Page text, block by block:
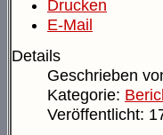
Drucken
E-Mail
Details
Geschrieben
Kategorie:
Veröffentlicht: